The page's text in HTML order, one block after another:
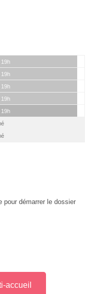
19h
19h
19h
19h
pour démarrer le dossier
accueil